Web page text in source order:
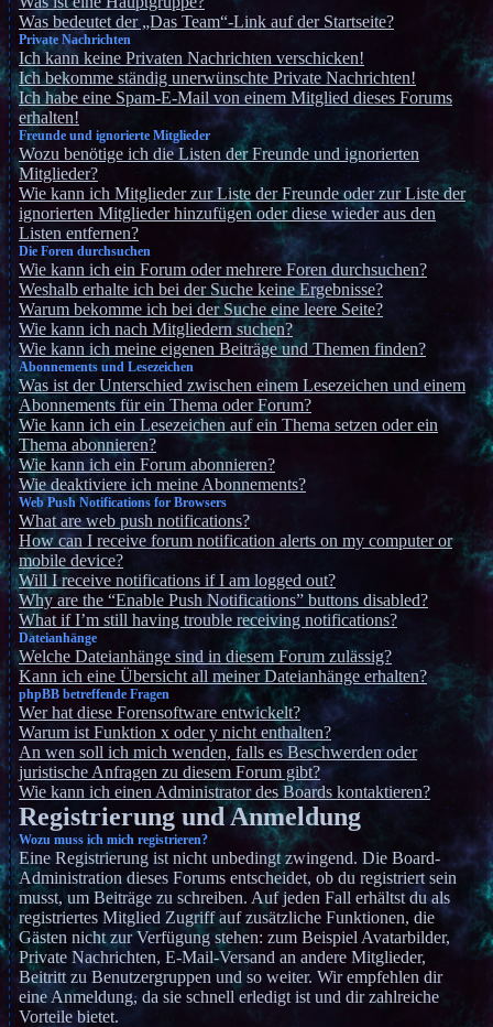
Was bedeutet der „Das Team“-Link auf der Startseite?
Private Nachrichten
Ich kann keine Privaten Nachrichten verschicken!
Ich bekomme ständig unerwünschte Private Nachrichten!
Ich habe eine Spam-E-Mail von einem Mitglied dieses Forums
erhalten!
Freunde und ignorierte Mitglieder
Wozu benötige ich die Listen der Freunde und ignorierten
Mitglieder?
Wie kann ich Mitglieder zur Liste der Freunde oder zur Liste der
ignorierten Mitglieder hinzufügen oder diese wieder aus den
Listen entfernen?
Die Foren durchsuchen
Wie kann ich ein Forum oder mehrere Foren durchsuchen?
Weshalb erhalte ich bei der Suche keine Ergebnisse?
Warum bekomme ich bei der Suche eine leere Seite?
Wie kann ich nach Mitgliedern suchen?
Wie kann ich meine eigenen Beiträge und Themen finden?
Abonnements und Lesezeichen
Was ist der Unterschied zwischen einem Lesezeichen und einem
Abonnements für ein Thema oder Forum?
Wie kann ich ein Lesezeichen auf ein Thema setzen oder ein
Thema abonnieren?
Wie kann ich ein Forum abonnieren?
Wie deaktiviere ich meine Abonnements?
Web Push Notifications for Browsers
What are web push notifications?
How can I receive forum notification alerts on my computer or
mobile device?
Will I receive notifications if I am logged out?
Why are the “Enable Push Notifications” buttons disabled?
What if I’m still having trouble receiving notifications?
Dateianhänge
Welche Dateianhänge sind in diesem Forum zulässig?
Kann ich eine Übersicht all meiner Dateianhänge erhalten?
phpBB betreffende Fragen
Wer hat diese Forensoftware entwickelt?
Warum ist Funktion x oder y nicht enthalten?
An wen soll ich mich wenden, falls es Beschwerden oder
juristische Anfragen zu diesem Forum gibt?
Wie kann ich einen Administrator des Boards kontaktieren?
Registrierung und Anmeldung
Wozu muss ich mich registrieren?
Eine Registrierung ist nicht unbedingt zwingend. Die Board-
Administration dieses Forums entscheidet, ob du registriert sein
musst, um Beiträge zu schreiben. Auf jeden Fall erhältst du als
registriertes Mitglied Zugriff auf zusätzliche Funktionen, die
Gästen nicht zur Verfügung stehen: zum Beispiel Avatarbilder,
Private Nachrichten, E-Mail-Versand an andere Mitglieder,
Beitritt zu Benutzergruppen und so weiter. Wir empfehlen dir
eine Anmeldung, da sie schnell erledigt ist und dir zahlreiche
Vorteile bietet.